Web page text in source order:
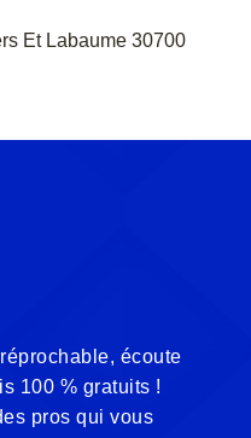
Et Labaume 30700
écoute
100 % gratuits !
pros qui vous